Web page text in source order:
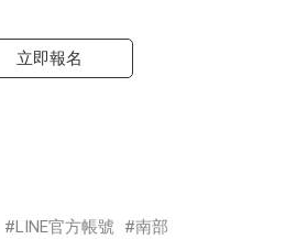
立即報名
LINE官方帳號
南部